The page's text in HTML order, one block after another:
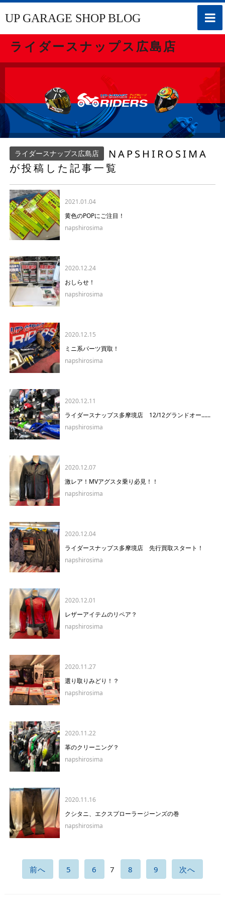
toggle
UP GARAGE SHOP BLOG
ライダースナップス広島店
ライダースナップス広島店
NAPSHIROSIMA
が投稿した記事一覧
2021.01.04
黄色のPOPにご注目！
napshirosima
2020.12.24
おしらせ！
napshirosima
2020.12.15
ミニ系パーツ買取！
napshirosima
2020.12.11
ライダースナップス多摩境店 12/12グランドオー......
napshirosima
2020.12.07
激レア！MVアグスタ乗り必見！！
napshirosima
2020.12.04
ライダースナップス多摩境店 先行買取スタート！
napshirosima
2020.12.01
レザーアイテムのリペア？
napshirosima
2020.11.27
選り取りみどり！？
napshirosima
2020.11.22
革のクリーニング？
napshirosima
2020.11.16
クシタニ、エクスプローラージーンズの巻
napshirosima
前へ 5 6 7 8 9 次へ